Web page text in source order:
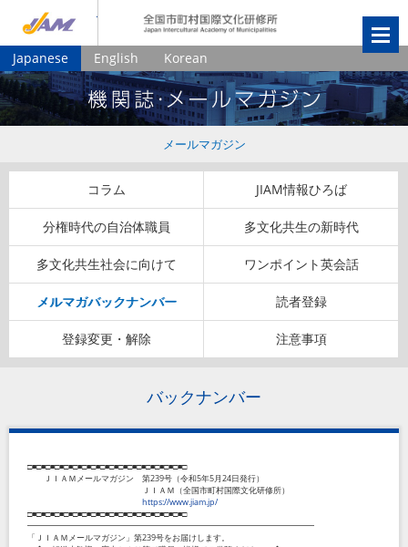
Japanese English Korean
メールマガジン
コラム JIAM情報ひろば
分権時代の自治体職員 多文化共生の新時代
多文化共生社会に向けて ワンポイント英会話
メルマガバックナンバー 読者登録
登録変更・解除 注意事項
バックナンバー
□■□■□■□■□■□■□■□■□■□■□■□■□■□■□■□■□■□
ＪＩＡＭメールマガジン 第239号（令和5年5月24日発行）
ＪＩＡＭ（全国市町村国際文化研修所）
https://www.jiam.jp/
□■□■□■□■□■□■□■□■□■□■□■□■□■□■□■□■□■□
━━━━━━━━━━━━━━━━━━━━━━━━━━━━━━━━━━━
「ＪＩＡＭメールマガジン」第239号をお届けします。